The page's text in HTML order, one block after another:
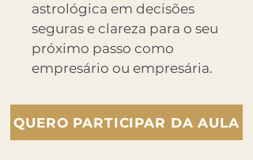
astrológica em decisões
seguras e clareza para o seu
próximo passo como
empresário ou empresária.
QUERO PARTICIPAR DA AULA